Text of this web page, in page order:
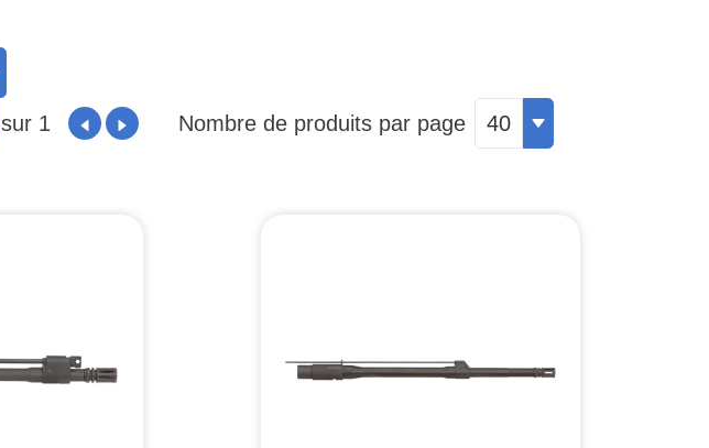
sur 1 Nombre de produits par page 40